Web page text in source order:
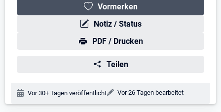
Vormerken
Notiz / Status
PDF / Drucken
Teilen
Veröffentlichungsdatum:
Vor 30+ Tagen veröffentlicht Änderungsdatum:
Vor 26 Tagen bearbeitet